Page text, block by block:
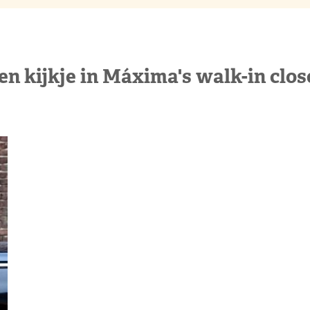
kijkje in Máxima's walk-in